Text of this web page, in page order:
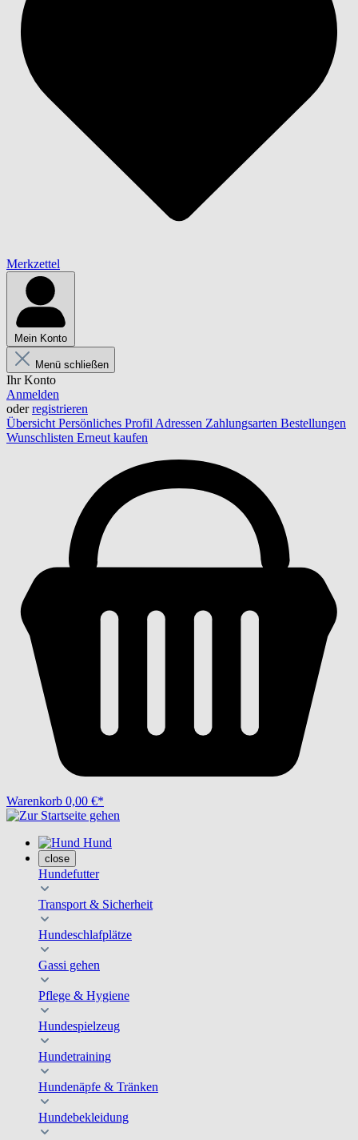
Merkzettel
Mein Konto
Menü schließen
Ihr Konto
Anmelden
oderregistrieren
Übersicht Persönliches Profil Adressen Zahlungsarten Bestellungen
Wunschlisten Erneut kaufen
Warenkorb 0,00 €*
Hund
close
Hundefutter
Transport & Sicherheit
Hundeschlafplätze
Gassi gehen
Pflege & Hygiene
Hundespielzeug
Hundetraining
Hundenäpfe & Tränken
Hundebekleidung